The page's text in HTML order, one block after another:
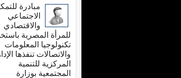
مبادرة
الاجتماعي
والاقتصادي
للمرأة المصرية
تكنولوجيا المعلومات
والاتصالات تنفذها
المركزية للتنمية
المجتمعية بوزارة